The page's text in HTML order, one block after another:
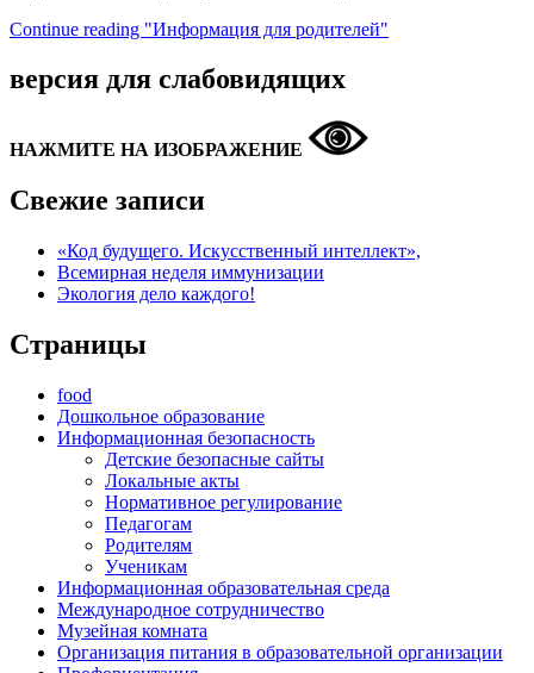
Continue reading "Информация для родителей"
версия для слабовидящих
НАЖМИТЕ НА ИЗОБРАЖЕНИЕ
Свежие записи
«Код будущего. Искусственный интеллект»,
Всемирная неделя иммунизации
Экология дело каждого!
Страницы
food
Дошкольное образование
Информационная безопасность
Детские безопасные сайты
Локальные акты
Нормативное регулирование
Педагогам
Родителям
Ученикам
Информационная образовательная среда
Международное сотрудничество
Музейная комната
Организация питания в образовательной организации